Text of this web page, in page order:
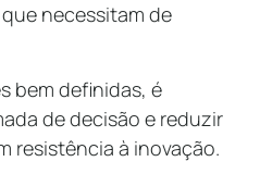
necessitam de
bem definidas, é
de decisão e reduzir
resistência à inovação.